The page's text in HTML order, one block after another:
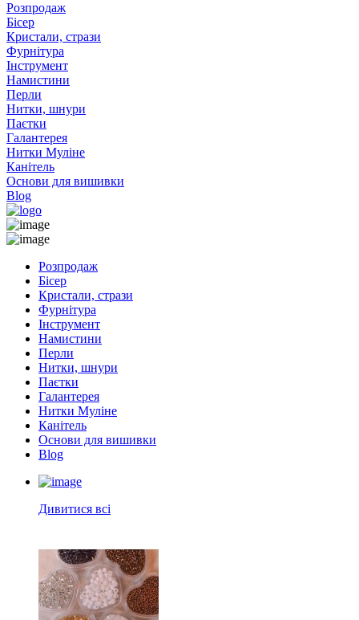
Розпродаж
Бісер
Кристали, стрази
Фурнітура
Інструмент
Намистини
Перли
Нитки, шнури
Паєтки
Галантерея
Нитки Муліне
Канітель
Основи для вишивки
Blog
Розпродаж
Бісер
Кристали, стрази
Фурнітура
Інструмент
Намистини
Перли
Нитки, шнури
Паєтки
Галантерея
Нитки Муліне
Канітель
Основи для вишивки
Blog
Дивитися всі